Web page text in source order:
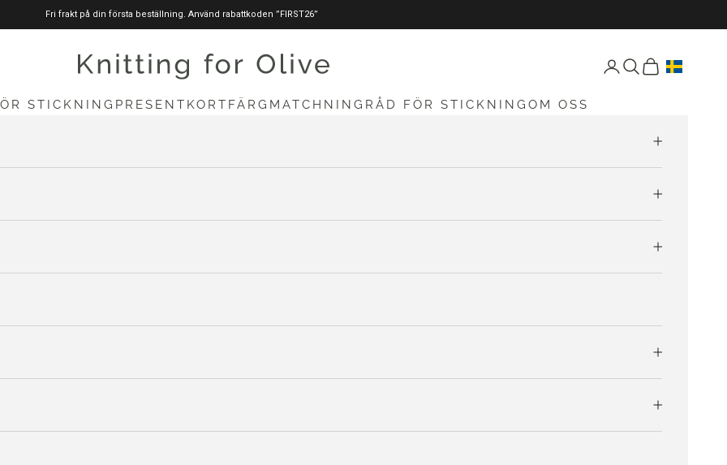
Fri frakt på din första beställning. Använd rabattkoden ”FIRST26”
stickningförolive.com Öppna konto-sida
Öppen sökning
Öppna vagnen
STICKNING PRESENTKORT FÄRGMATCHNING RÅD FÖR STICKNING OM OSS